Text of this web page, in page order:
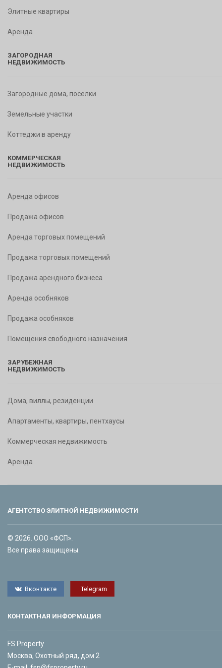
Элитные квартиры
Аренда
ЗАГОРОДНАЯ
НЕДВИЖИМОСТЬ
Загородные дома, поселки
Земельные участки
Коттеджи в аренду
КОММЕРЧЕСКАЯ
НЕДВИЖИМОСТЬ
Аренда офисов
Продажа офисов
Аренда торговых помещений
Продажа торговых помещений
Продажа арендного бизнеса
Аренда особняков
Продажа особняков
Помещения свободного назначения
ЗАРУБЕЖНАЯ
НЕДВИЖИМОСТЬ
Дома, виллы, резиденции
Апартаменты, квартиры, пентхаусы
Коммерческая недвижимость
Аренда
АГЕНТСТВО ЭЛИТНОЙ НЕДВИЖИМОСТИ
© 2026. ООО «ФСП».
Все права защищены.
Вконтакте Telegram
КОНТАКТНАЯ ИНФОРМАЦИЯ
FS Property
Москва, Охотный ряд, дом 2